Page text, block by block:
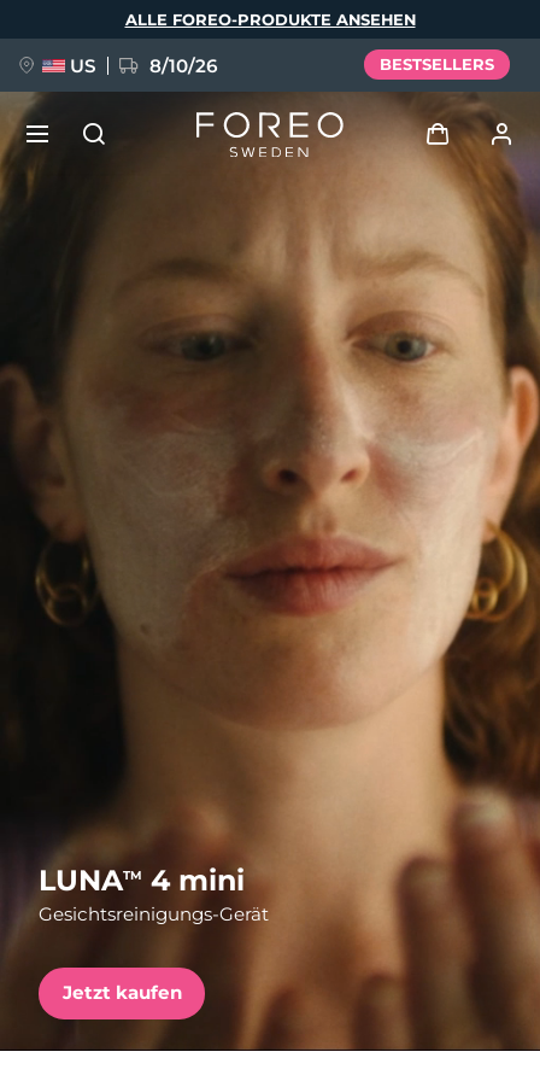
LUNATM 4 mini
Gesichtsreinigungs-Gerät
Jetzt kaufen
ALLE FOREO-PRODUKTE ANSEHEN
US 8/10/26 BESTSELLERS
Anmelden
Benutzerkonto
Meine Geräte
Meine Bestellungen
Meine Adressen
Meine Abonnements
FAQ™ Pure Beauty-Tech Elixir
BREAKING NEWS
issa™ Teeth Whitening Set
Sonderangebote
Rot-Lichttherapie
Deutsch
Español
Italiano
Português
简体中文 繁體中文
Versandland
Vereinigte Staaten
Erwartete Lieferung
10/08/2026
09/08/2026
Erwartete Lieferung
09/08/2026
Australien
12/08/2026
Frankreich
Deutschland